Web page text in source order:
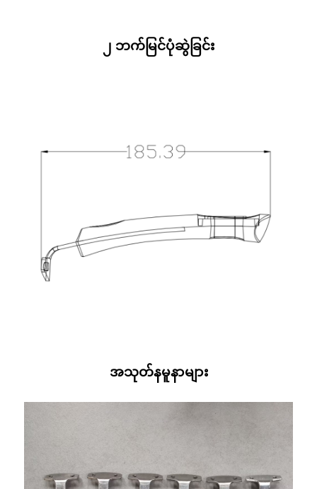
၂ ဘက်မြင်ပုံဆွဲခြင်း
အသုတ်နမူနာများ